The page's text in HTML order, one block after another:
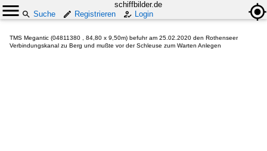
schiffbilder.de
Suche
Registrieren Login
TMS Megantic (04811380 , 84,80 x 9,50m) befuhr am 25.02.2020 den Rothenseer
Verbindungskanal zu Berg und mußte vor der Schleuse zum Warten Anlegen